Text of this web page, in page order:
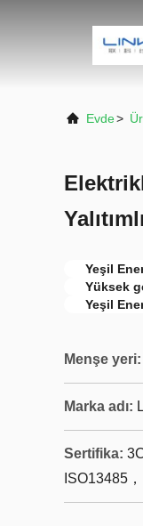
Evde>
Yeşil
Yüksek
Yeşil
Menşe yeri:
Marka adı:
Sertifika:
ISO13485